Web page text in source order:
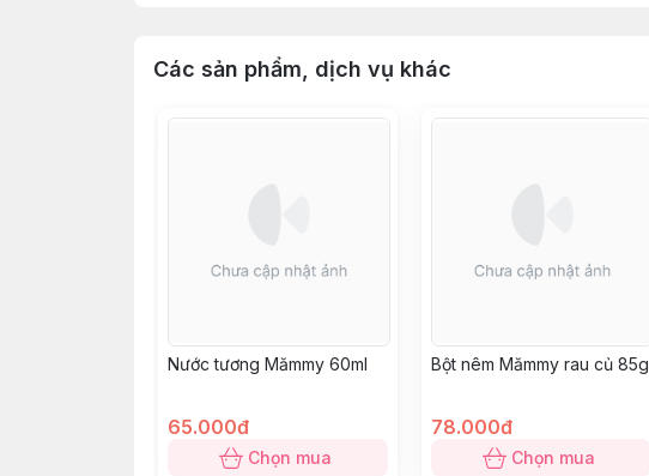
Các sản phẩm, dịch vụ khác
Nước tương Mămmy 60ml
65.000đ
Chọn mua
Bột nêm Mămmy rau củ 85g
78.000đ
Chọn mua